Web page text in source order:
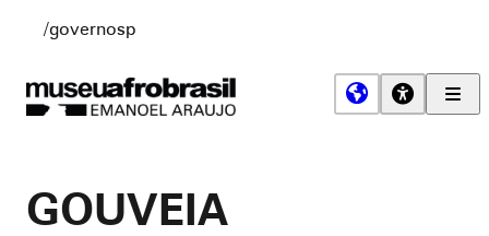
/governosp
GOUVEIA